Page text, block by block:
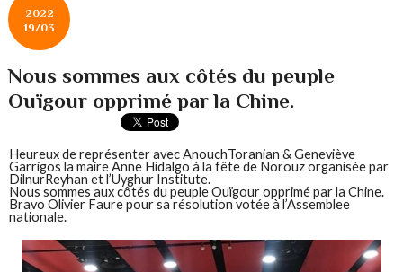
2022
19/03
Nous sommes aux côtés du peuple
Ouïgour opprimé par la Chine.
Heureux de représenter avec AnouchToranian & Geneviève
Garrigos la maire Anne Hidalgo à la fête de Norouz organisée par
DilnurReyhan et l’Uyghur Institute.
Nous sommes aux côtés du peuple Ouïgour opprimé par la Chine.
Bravo Olivier Faure pour sa résolution votée à l’Assemblee
nationale.